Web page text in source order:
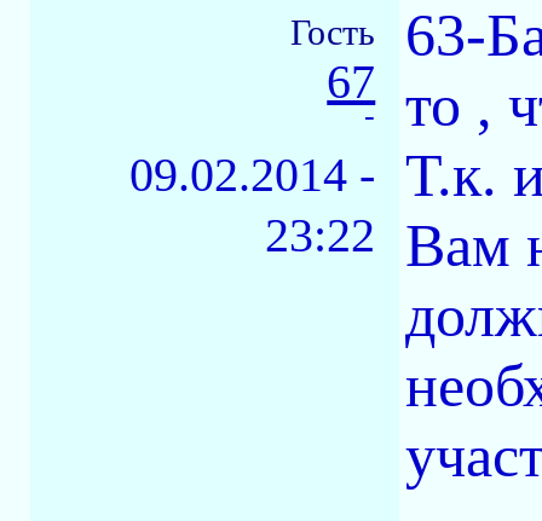
Гость
67
-
09.02.2014 -
23:22
63-
то ,
Т.к.
Вам